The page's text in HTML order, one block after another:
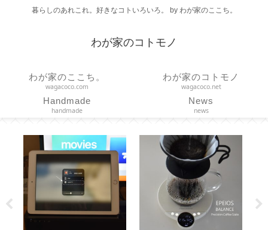
暮らしのあれこれ。好きなコトいろいろ。 by わが家のここち。
わが家のコトモノ
わが家のここち。
wagacoco.com
わが家のコトモノ
wagacoco.net
Handmade
handmade
News
news